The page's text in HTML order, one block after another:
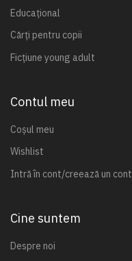
Educațional
Cărți pentru copii
Ficțiune young adult
Contul meu
Coșul meu
Wishlist
Intră în cont/creează un cont
Cine suntem
Despre noi